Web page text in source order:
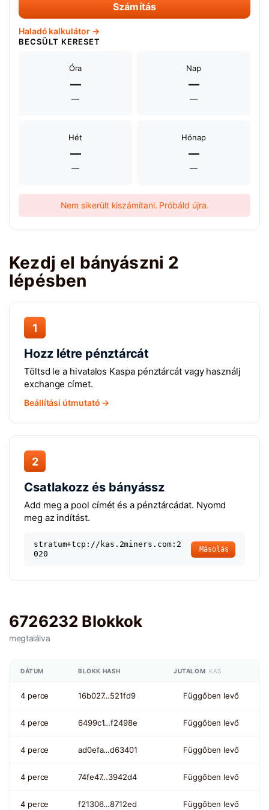
Számítás
Haladó kalkulátor →
BECSÜLT KERESET
Óra
—
—
Nap
—
—
Hét
—
—
Hónap
—
—
Nem sikerült kiszámítani. Próbáld újra.
Kezdj el bányászni 2
lépésben
1
Hozz létre pénztárcát
Töltsd le a hivatalos Kaspa pénztárcát vagy használj
exchange címet.
Beállítási útmutató →
2
Csatlakozz és bányássz
Add meg a pool címét és a pénztárcádat. Nyomd
meg az indítást.
stratum+tcp://kas.2miners.com:2
020
Másolás
6726232 Blokkok
megtalálva
DÁTUM BLOKK HASH JUTALOM KAS
4 perce 16b027…521fd9 Függőben levő
4 perce 6499c1…f2498e Függőben levő
4 perce ad0efa…d63401 Függőben levő
4 perce 74fe47…3942d4 Függőben levő
4 perce f21306…8712ed Függőben levő